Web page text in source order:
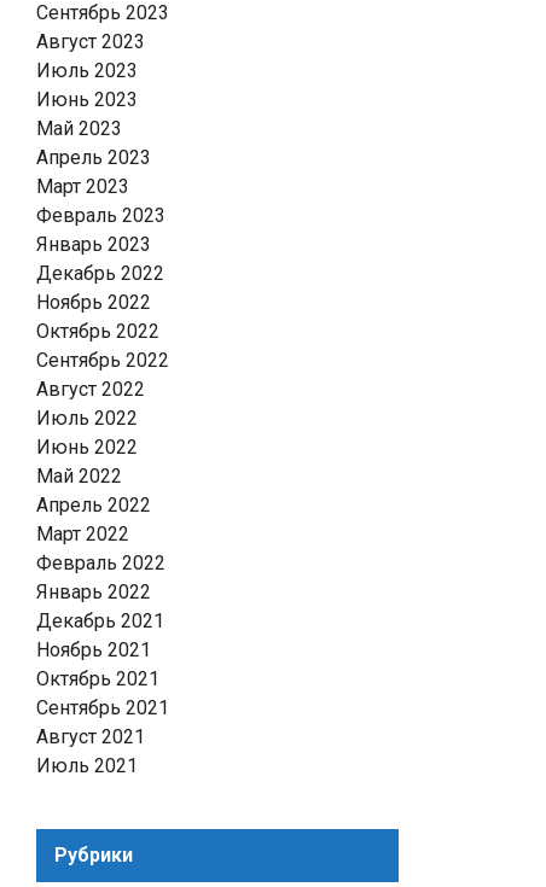
Сентябрь 2023
Август 2023
Июль 2023
Июнь 2023
Май 2023
Апрель 2023
Март 2023
Февраль 2023
Январь 2023
Декабрь 2022
Ноябрь 2022
Октябрь 2022
Сентябрь 2022
Август 2022
Июль 2022
Июнь 2022
Май 2022
Апрель 2022
Март 2022
Февраль 2022
Январь 2022
Декабрь 2021
Ноябрь 2021
Октябрь 2021
Сентябрь 2021
Август 2021
Июль 2021
Рубрики